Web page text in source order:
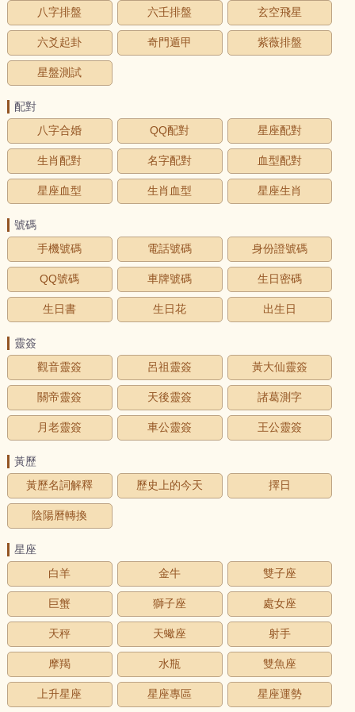
八字排盤
六壬排盤 玄空飛星
六爻起卦 奇門遁甲 紫薇排盤
星盤測試
配對
八字合婚
QQ配對 星座配對
生肖配對 名字配對 血型配對
星座血型 生肖血型 星座生肖
號碼
手機號碼
電話號碼 身份證號碼
QQ號碼 車牌號碼 生日密碼
生日書 生日花 出生日
靈簽
觀音靈簽
呂祖靈簽 黃大仙靈簽
關帝靈簽 天後靈簽 諸葛測字
月老靈簽 車公靈簽 王公靈簽
黃歷
黃歷名詞解釋
歷史上的今天 擇日
陰陽曆轉換
星座
白羊
金牛 雙子座
巨蟹 獅子座 處女座
天秤 天蠍座 射手
摩羯 水瓶 雙魚座
上升星座 星座專區 星座運勢